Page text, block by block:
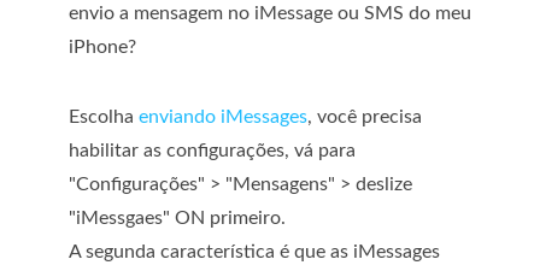
envio a mensagem no iMessage ou SMS do meu
iPhone?
Escolha enviando iMessages, você precisa
habilitar as configurações, vá para
"Configurações" > "Mensagens" > deslize
"iMessgaes" ON primeiro.
A segunda característica é que as iMessages